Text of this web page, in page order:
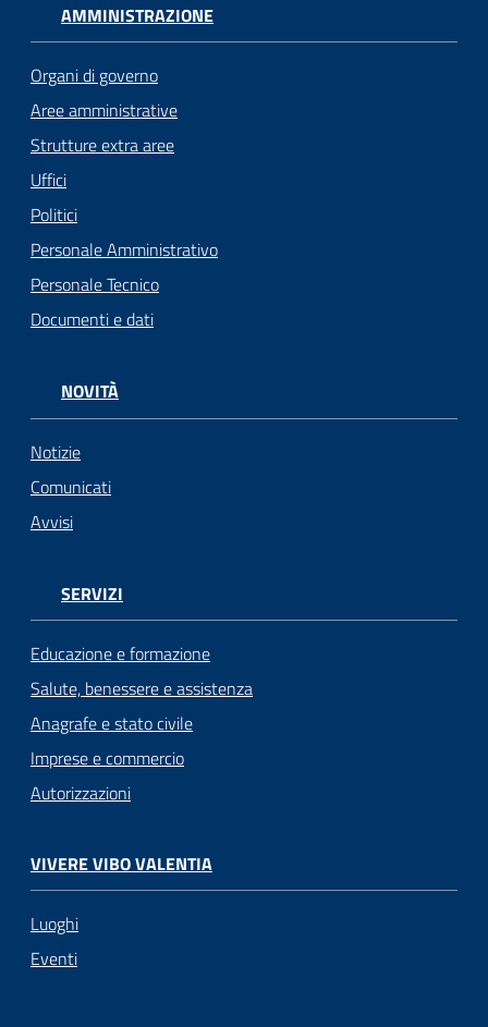
AMMINISTRAZIONE
Organi di governo
Aree amministrative
Strutture extra aree
Uffici
Politici
Personale Amministrativo
Personale Tecnico
Documenti e dati
NOVITÀ
Notizie
Comunicati
Avvisi
SERVIZI
Educazione e formazione
Salute, benessere e assistenza
Anagrafe e stato civile
Imprese e commercio
Autorizzazioni
VIVERE VIBO VALENTIA
Luoghi
Eventi